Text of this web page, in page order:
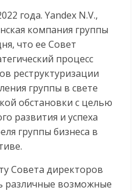
года. Yandex N.V.,
компания группы
что ее Совет
процесс
реструктуризации
группы в свете
обстановки с целью
развития и успеха
группы бизнеса в
Совета директоров
различные возможные